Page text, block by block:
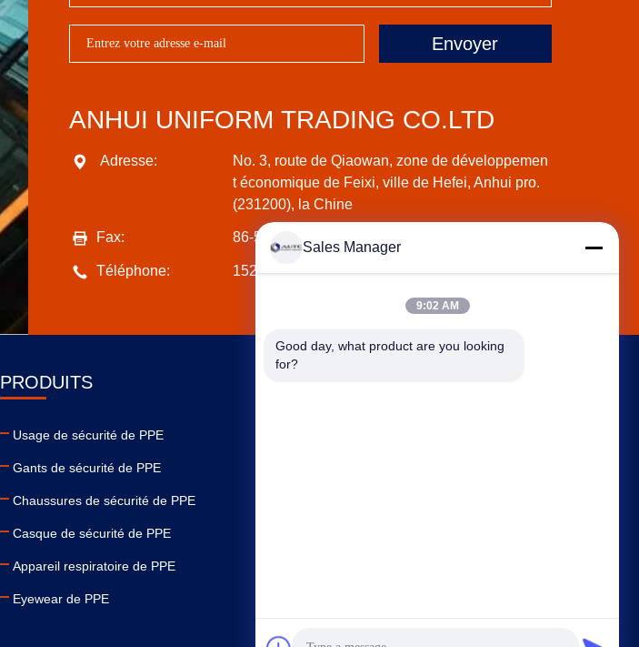
Envoyer
ANHUI UNIFORM TRADING CO.LTD
Adresse:
No. 3, route de Qiaowan, zone de développemen
t économique de Feixi, ville de Hefei, Anhui pro.
(231200), la Chine
Fax: 86-551-62992423
Téléphone: 15255120126-15255120126
PRODUITS
Usage de sécurité de PPE
Gants de sécurité de PPE
Chaussures de sécurité de PPE
Casque de sécurité de PPE
Appareil respiratoire de PPE
Eyewear de PPE
Sales Manager
9:02 AM
Good day, what product are you looking
for?